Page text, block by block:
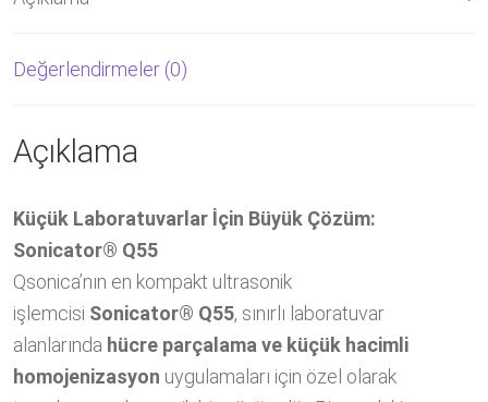
Değerlendirmeler (0)
Açıklama
Küçük Laboratuvarlar İçin Büyük Çözüm:
Sonicator® Q55
Qsonica’nın en kompakt ultrasonik
işlemcisi Sonicator® Q55, sınırlı laboratuvar
alanlarında hücre parçalama ve küçük hacimli
homojenizasyon uygulamaları için özel olarak